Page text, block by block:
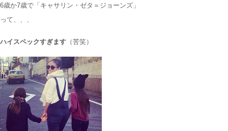
6歳か7歳で「キャサリン・ゼタ＝ジョーンズ」
って、、、
ハイスペックすぎます （苦笑）